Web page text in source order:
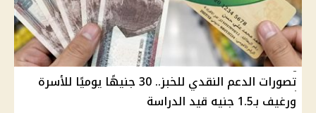
تصورات الدعم النقدي للخبز.. 30 جنيهًا يوميًا للأسرة
ورغيف بـ1.5 جنيه قيد الدراسة